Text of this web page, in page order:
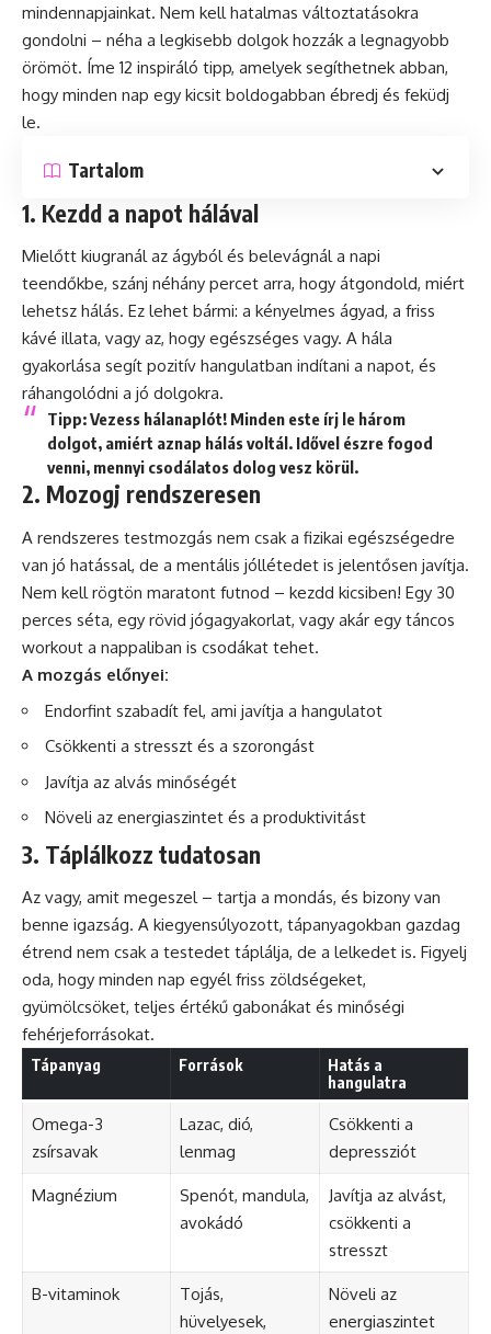
mindennapjainkat. Nem kell hatalmas változtatásokra
gondolni – néha a legkisebb dolgok hozzák a legnagyobb
örömöt. Íme 12 inspiráló tipp, amelyek segíthetnek abban,
hogy minden nap egy kicsit boldogabban ébredj és feküdj
le.
Tartalom
1. Kezdd a napot hálával
Mielőtt kiugranál az ágyból és belevágnál a napi
teendőkbe, szánj néhány percet arra, hogy átgondold, miért
lehetsz hálás. Ez lehet bármi: a kényelmes ágyad, a friss
kávé illata, vagy az, hogy egészséges vagy. A hála
gyakorlása segít pozitív hangulatban indítani a napot, és
ráhangolódni a jó dolgokra.
Tipp: Vezess hálanaplót! Minden este írj le három
dolgot, amiért aznap hálás voltál. Idővel észre fogod
venni, mennyi csodálatos dolog vesz körül.
2. Mozogj rendszeresen
A rendszeres testmozgás nem csak a fizikai egészségedre
van jó hatással, de a mentális jóllétedet is jelentősen javítja.
Nem kell rögtön maratont futnod – kezdd kicsiben! Egy 30
perces séta, egy rövid jógagyakorlat, vagy akár egy táncos
workout a nappaliban is csodákat tehet.
A mozgás előnyei:
Endorfint szabadít fel, ami javítja a hangulatot
Csökkenti a stresszt és a szorongást
Javítja az alvás minőségét
Növeli az energiaszintet és a produktivitást
3. Táplálkozz tudatosan
Az vagy, amit megeszel – tartja a mondás, és bizony van
benne igazság. A kiegyensúlyozott, tápanyagokban gazdag
étrend nem csak a testedet táplálja, de a lelkedet is. Figyelj
oda, hogy minden nap egyél friss zöldségeket,
gyümölcsöket, teljes értékű gabonákat és minőségi
fehérjeforrásokat.
Tápanyag Források
Hatás a
hangulatra
Omega-3
zsírsavak
Lazac, dió,
lenmag
Csökkenti a
depressziót
Magnézium
Spenót, mandula,
avokádó
Javítja az alvást,
csökkenti a
stresszt
B-vitaminok
Tojás,
hüvelyesek,
Növeli az
energiaszintet